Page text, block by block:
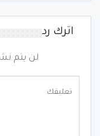
اترك رد
لن يتم